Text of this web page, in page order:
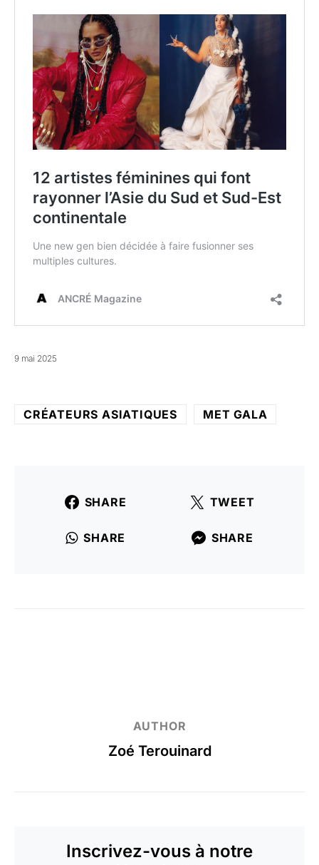
9 mai 2025
CRÉATEURS ASIATIQUES MET GALA
SHARE TWEET
SHARE SHARE
AUTHOR
Zoé Terouinard
Inscrivez-vous à notre